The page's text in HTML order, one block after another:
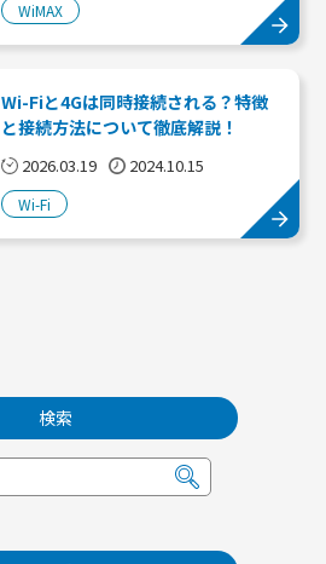
WiMAX
Wi-Fiと4Gは同時接続される？特徴
と接続方法について徹底解説！
2026.03.19 2024.10.15
Wi-Fi
検索